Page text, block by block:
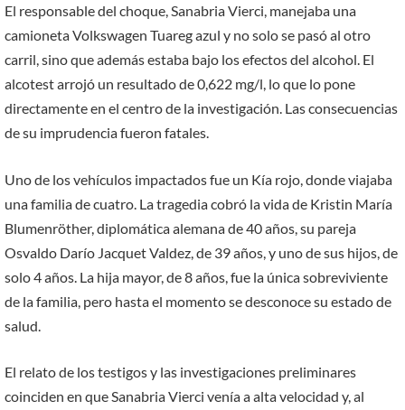
El responsable del choque, Sanabria Vierci, manejaba una
camioneta Volkswagen Tuareg azul y no solo se pasó al otro
carril, sino que además estaba bajo los efectos del alcohol. El
alcotest arrojó un resultado de 0,622 mg/l, lo que lo pone
directamente en el centro de la investigación. Las consecuencias
de su imprudencia fueron fatales.
Uno de los vehículos impactados fue un Kía rojo, donde viajaba
una familia de cuatro. La tragedia cobró la vida de Kristin María
Blumenröther, diplomática alemana de 40 años, su pareja
Osvaldo Darío Jacquet Valdez, de 39 años, y uno de sus hijos, de
solo 4 años. La hija mayor, de 8 años, fue la única sobreviviente
de la familia, pero hasta el momento se desconoce su estado de
salud.
El relato de los testigos y las investigaciones preliminares
coinciden en que Sanabria Vierci venía a alta velocidad y, al